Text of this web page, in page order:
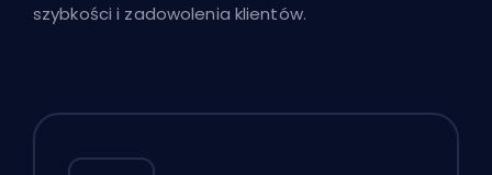
szybkości i zadowolenia klientów.